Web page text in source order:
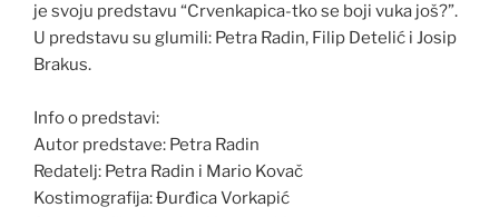
je svoju predstavu “Crvenkapica-tko se boji vuka još?”.
U predstavu su glumili: Petra Radin, Filip Detelić i Josip
Brakus.
Info o predstavi:
Autor predstave: Petra Radin
Redatelj: Petra Radin i Mario Kovač
Kostimografija: Đurđica Vorkapić